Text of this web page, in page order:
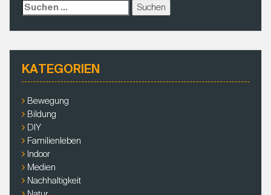
S
u
c
n
a
h
:
KATEGORIEN
Bewegung
Bildung
DIY
Familienleben
Indoor
Medien
Nachhaltigkeit